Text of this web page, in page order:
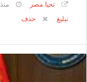
تحيا مصر
تبليغ
حذف